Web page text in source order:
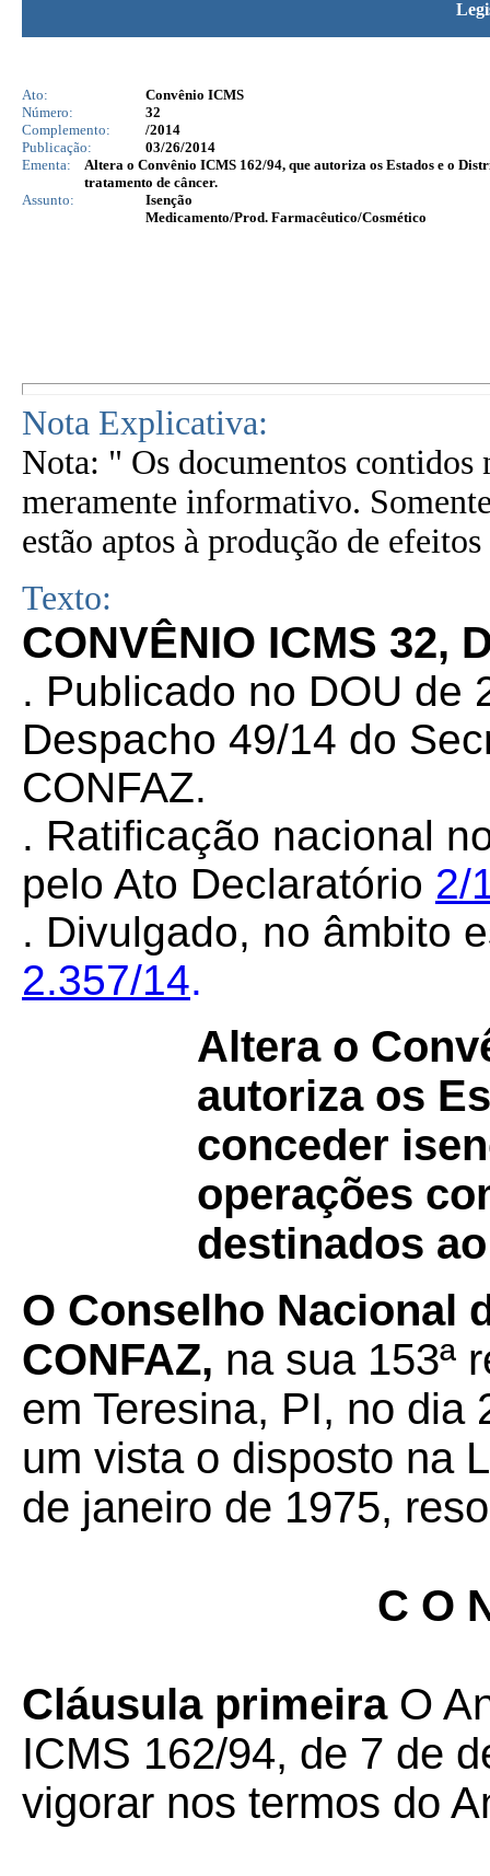
Ato:
Convênio ICMS
Número:
32
Complemento:
/2014
Publicação:
03/26/2014
Ementa:
Altera o Convênio ICMS 162/94, que autoriza os Estados e o
tratamento de câncer.
Assunto:
Isenção
Medicamento/Prod. Farmacêutico/Cosmético
Nota Explicativa:
Nota: " Os documentos contidos
meramente informativo.
estão aptos à produção de
Texto:
CONVÊNIO ICMS 32,
. Publicado no DOU de
Despacho 49/14 do
CONFAZ.
. Ratificação nacional
pelo Ato Declaratório 2/
. Divulgado, no âmbito
2.357/14.
Altera o
autoriza os
conceder
operações
destinados
O Conselho Nacional
CONFAZ, na sua 153ª
em Teresina, PI, no dia
um vista o disposto na
de janeiro de 1975,
C O
Cláusula primeira O
ICMS 162/94, de 7 de
vigorar nos termos do